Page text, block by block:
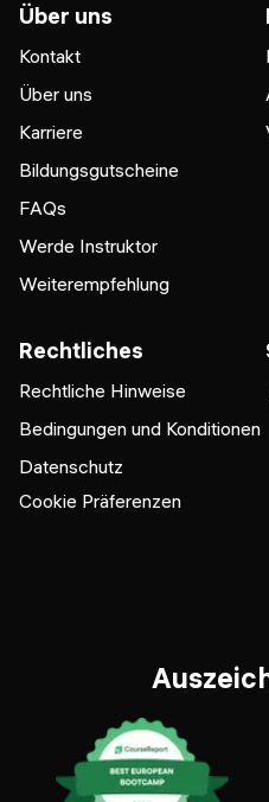
Über uns
Kontakt
Über uns
Karriere
Bildungsgutscheine
FAQs
Werde Instruktor
Weiterempfehlung
Rechtliches
Rechtliche Hinweise
Bedingungen und Konditionen
Datenschutz
Cookie Präferenzen